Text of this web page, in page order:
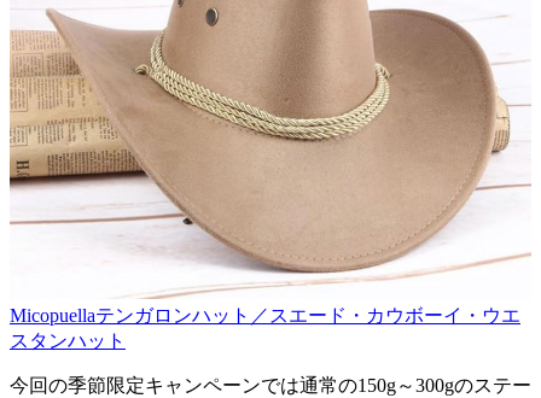
Micopuellaテンガロンハット／スエード・カウボーイ・ウエ
スタンハット
今回の季節限定キャンペーンでは通常の150g～300gのステー